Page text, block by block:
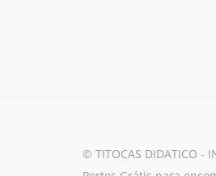
© TITOCAS DIDATICO -